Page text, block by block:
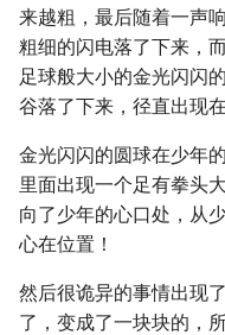
来越粗，最后随着一声
粗细的闪电落了下来，
足球般大小的金光闪闪
谷落了下来，径直出现
金光闪闪的圆球在少年
里面出现一个足有拳头
向了少年的心口处，从
心在位置！
然后很诡异的事情出现
了，变成了一块块的，